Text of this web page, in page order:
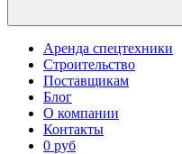
Аренда спецтехники
Строительство
Поставщикам
Блог
О компании
Контакты
0 руб